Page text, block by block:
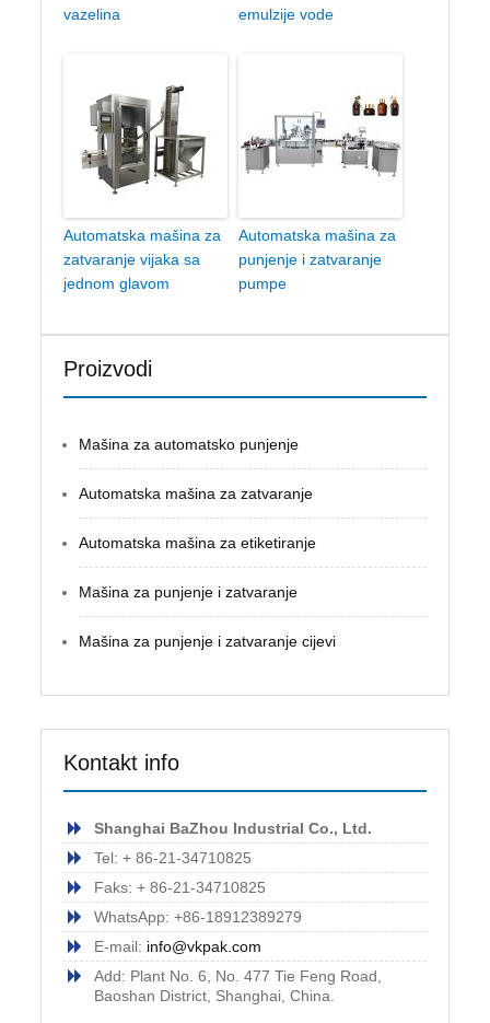
vazelina
emulzije vode
Automatska mašina za
zatvaranje vijaka sa
jednom glavom
Automatska mašina za
punjenje i zatvaranje
pumpe
Proizvodi
Mašina za automatsko punjenje
Automatska mašina za zatvaranje
Automatska mašina za etiketiranje
Mašina za punjenje i zatvaranje
Mašina za punjenje i zatvaranje cijevi
Kontakt info
Shanghai BaZhou Industrial Co., Ltd.
Tel: + 86-21-34710825
Faks: + 86-21-34710825
WhatsApp: +86-18912389279
E-mail: info@vkpak.com
Add: Plant No. 6, No. 477 Tie Feng Road,
Baoshan District, Shanghai, China.